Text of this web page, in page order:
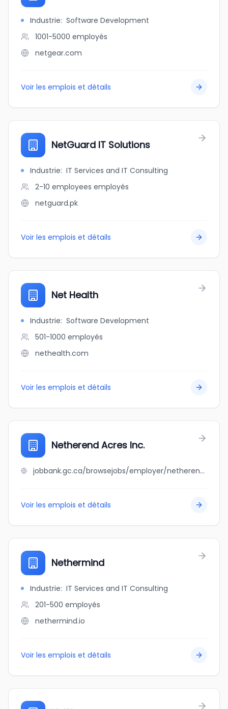
Industrie: Software Development
1001-5000 employés
netgear.com
Voir les emplois et détails
NetGuard IT Solutions
Industrie: IT Services and IT Consulting
2-10 employees employés
netguard.pk
Voir les emplois et détails
Net Health
Industrie: Software Development
501-1000 employés
nethealth.com
Voir les emplois et détails
Netherend Acres Inc.
jobbank.gc.ca/browsejobs/employer/netherend+acres+inc./ca
Voir les emplois et détails
Nethermind
Industrie: IT Services and IT Consulting
201-500 employés
nethermind.io
Voir les emplois et détails